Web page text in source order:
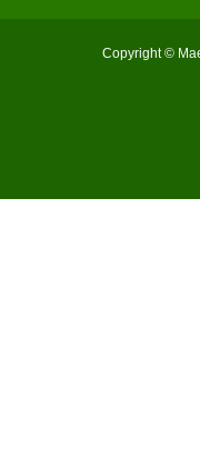
Copyright ©